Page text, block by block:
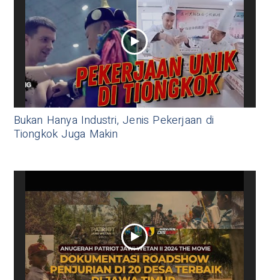
Bukan Hanya Industri, Jenis Pekerjaan di
Tiongkok Juga Makin